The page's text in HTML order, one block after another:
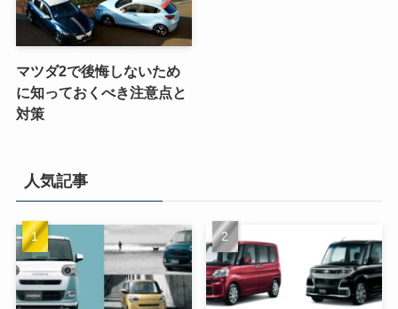
マツダ2で後悔しないため
に知っておくべき注意点と
対策
人気記事